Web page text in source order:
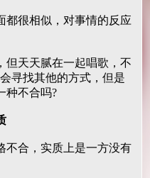
很相似，对事情的反应
天天腻在一起唱歌，不
寻找其他的方式，但是
种不合吗?
合，实质上是一方没有